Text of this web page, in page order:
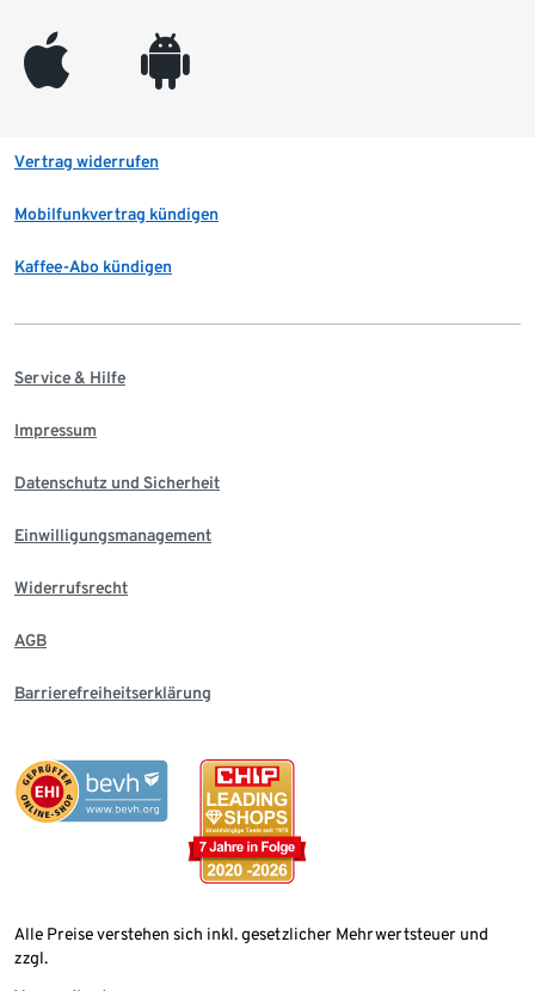
appleinc android
Vertrag widerrufen
Mobilfunkvertrag kündigen
Kaffee-Abo kündigen
Service & Hilfe
Impressum
Datenschutz und Sicherheit
Einwilligungsmanagement
Widerrufsrecht
AGB
Barrierefreiheitserklärung
Alle Preise verstehen sich inkl. gesetzlicher Mehrwertsteuer und
zzgl.